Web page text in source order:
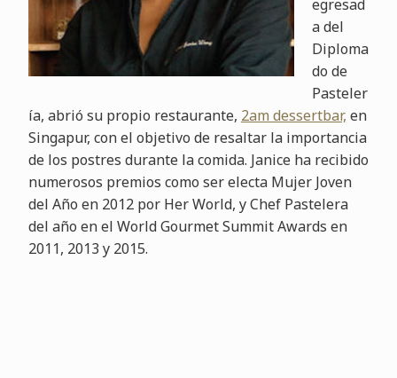
egresad
a del
Diploma
do de
Pasteler
ía, abrió su propio restaurante, 2am dessertbar, en
Singapur, con el objetivo de resaltar la importancia
de los postres durante la comida. Janice ha recibido
numerosos premios como ser electa Mujer Joven
del Año en 2012 por Her World, y Chef Pastelera
del año en el World Gourmet Summit Awards en
2011, 2013 y 2015.